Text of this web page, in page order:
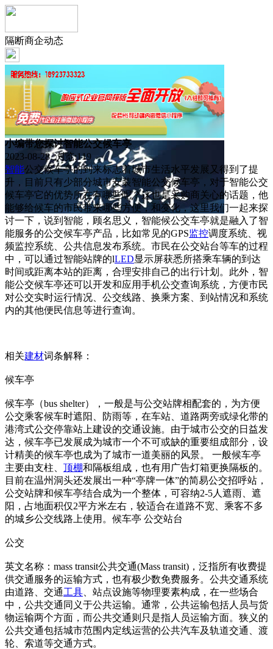
隔断商企动态
小编带您探讨智能公交候车亭
2023-08-28 浏览:119
智能公交候车亭的到来标志着城市生活水平发展又得到了提
升，目前只有少部分城市安装智能公交候车亭，对于智能公交
候车亭它的优势所在有哪些呢？这也是采购商关心的话题，他
能够给候车的市民带来哪些方便，和变化，这里我们一起来探
讨一下，说到智能，顾名思义，智能候公交车亭就是融入了智
能服务的公交候车亭产品，比如常见的GPS监控调度系统、视
频监控系统、公共信息发布系统。市民在公交站台等车的过程
中，可以通过智能站牌的lLED显示屏获悉所搭乘车辆的到达
时间或距离本站的距离，合理安排自己的出行计划。此外，智
能公交候车亭还可以开发和应用手机公交查询系统，方便市民
对公交实时运行情况、公交线路、换乘方案、到站情况和系统
内的其他便民信息等进行查询。
相关建材词条解释：
候车亭
候车亭（bus shelter），一般是与公交站牌相配套的，为方便
公交乘客候车时遮阳、防雨等，在车站、道路两旁或绿化带的
港湾式公交停靠站上建设的交通设施。由于城市公交的日益发
达，候车亭已发展成为城市一个不可或缺的重要组成部分，设
计精美的候车亭也成为了城市一道美丽的风景。 一般候车亭
主要由支柱、 顶棚和隔板组成，也有用广告灯箱更换隔板的。
目前在温州洞头还发展出一种“亭牌一体”的简易公交招呼站，
公交站牌和候车亭结合成为一个整体，可容纳2-5人遮雨、遮
阳，占地面积仅2平方米左右，较适合在道路不宽、乘客不多
的城乡公交线路上使用。候车亭 公交站台
公交
英文名称：mass transit公共交通(Mass transit)，泛指所有收费提
供交通服务的运输方式，也有极少数免费服务。公共交通系统
由道路、交通工具 、站点设施等物理要素构成，在一些场合
中，公共交通同义于公共运输。通常，公共运输包括人员与货
物运输两个方面，而公共交通则只是指人员运输方面。狭义的
公共交通包括城市范围内定线运营的公共汽车及轨道交通、渡
轮、索道等交通方式。